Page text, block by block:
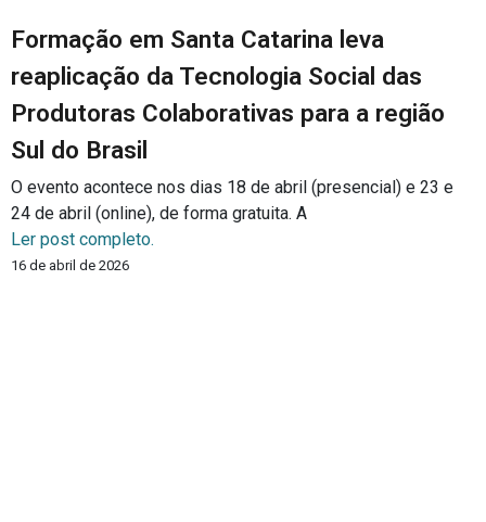
Formação em Santa Catarina leva
reaplicação da Tecnologia Social das
Produtoras Colaborativas para a região
Sul do Brasil
O evento acontece nos dias 18 de abril (presencial) e 23 e
24 de abril (online), de forma gratuita. A
Ler post completo.
16 de abril de 2026